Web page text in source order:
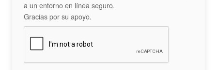
a un entorno en línea seguro.
Gracias por su apoyo.